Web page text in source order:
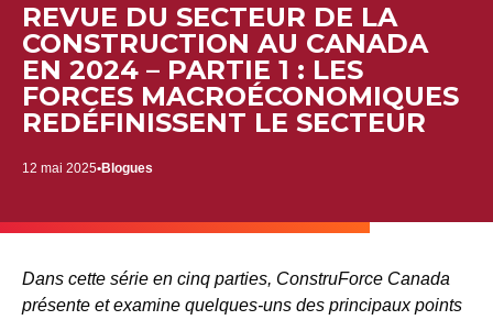
REVUE DU SECTEUR DE LA
CONSTRUCTION AU CANADA
EN 2024 – PARTIE 1 : LES
FORCES MACROÉCONOMIQUES
REDÉFINISSENT LE SECTEUR
12 mai 2025 Blogues
Dans cette série en cinq parties, ConstruForce Canada
présente et examine quelques-uns des principaux points